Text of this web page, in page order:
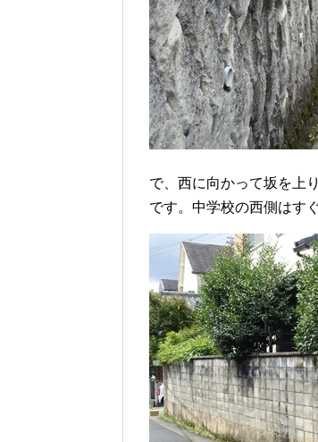
で、西に向かって坂を上
です。中学校の西側はす